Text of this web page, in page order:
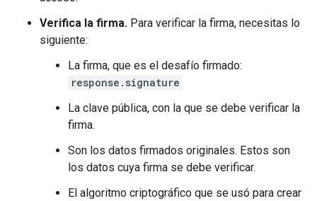
Verifica la firma. Para verificar la firma, necesitas lo
siguiente:
La firma, que es el desafío firmado:
response.signature
La clave pública, con la que se debe verificar la
firma.
Son los datos firmados originales. Estos son
los datos cuya firma se debe verificar.
El algoritmo criptográfico que se usó para crear